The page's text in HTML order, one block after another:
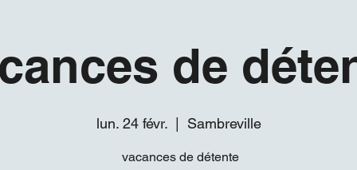
de
lun. 24 févr.
  |
Sambreville
vacances de détente